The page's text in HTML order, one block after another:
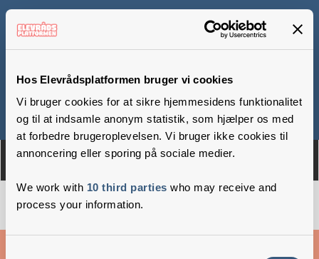
Hos Elevrådsplatformen bruger vi cookies
Vi bruger cookies for at sikre hjemmesidens funktionalitet
og til at indsamle anonym statistik, som hjælper os med
at forbedre brugeroplevelsen. Vi bruger ikke cookies til
annoncering eller sporing på sociale medier.
We work with 10 third parties who may receive and
process your information.
Om Medlemmer